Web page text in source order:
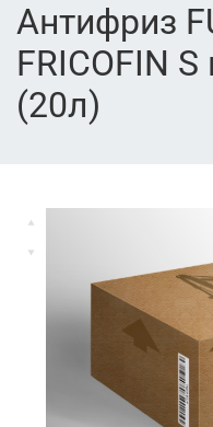
Антифриз
FRICOFIN
(20л)